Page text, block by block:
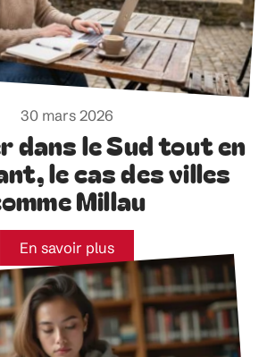
30 mars 2026
dans le Sud tout en
le cas des villes
Millau
En savoir plus